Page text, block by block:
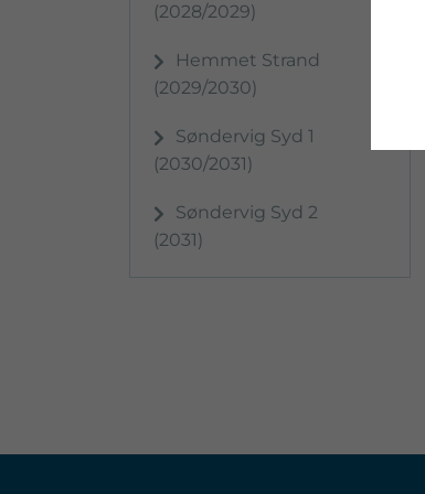
(2028/2029)
Hemmet Strand
(2029/2030)
Søndervig Syd 1
(2030/2031)
Søndervig Syd 2
(2031)